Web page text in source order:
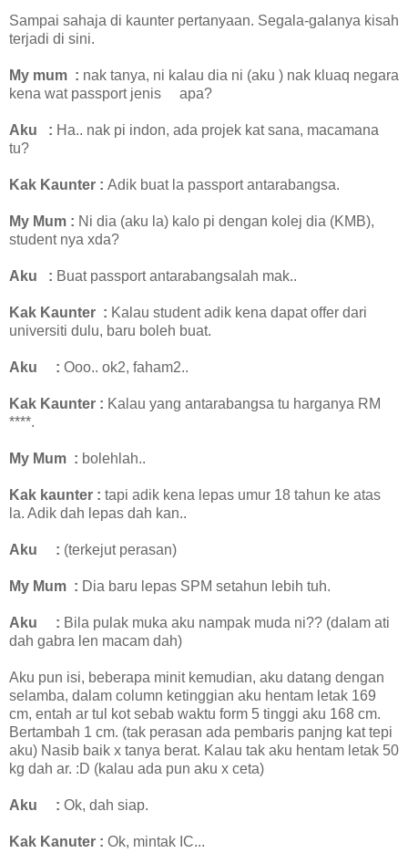
Sampai sahaja di kaunter pertanyaan. Segala-galanya kisah
terjadi di sini.
My mum : nak tanya, ni kalau dia ni (aku ) nak kluaq negara
kena wat passport jenis
apa?
Aku : Ha.. nak pi indon, ada projek kat sana, macamana
tu?
Kak Kaunter : Adik buat la passport antarabangsa.
My Mum : Ni dia (aku la) kalo pi dengan kolej dia (KMB),
student nya xda?
Aku : Buat passport antarabangsalah mak..
Kak Kaunter : Kalau student adik kena dapat offer dari
universiti dulu, baru boleh buat.
Aku : Ooo.. ok2, faham2..
Kak Kaunter : Kalau yang antarabangsa tu harganya RM
****.
My Mum : bolehlah..
Kak kaunter : tapi adik kena lepas umur 18 tahun ke atas
la. Adik dah lepas dah kan..
Aku : (terkejut perasan)
My Mum : Dia baru lepas SPM setahun lebih tuh.
Aku : Bila pulak muka aku nampak muda ni?? (dalam ati
dah gabra len macam dah)
Aku pun isi, beberapa minit kemudian, aku datang dengan
selamba, dalam column ketinggian aku hentam letak 169
cm, entah ar tul kot sebab waktu form 5 tinggi aku 168 cm.
Bertambah 1 cm. (tak perasan ada pembaris panjng kat tepi
aku) Nasib baik x tanya berat. Kalau tak aku hentam letak 50
kg dah ar. :D (kalau ada pun aku x ceta)
Aku : Ok, dah siap.
Kak Kanuter : Ok, mintak IC...